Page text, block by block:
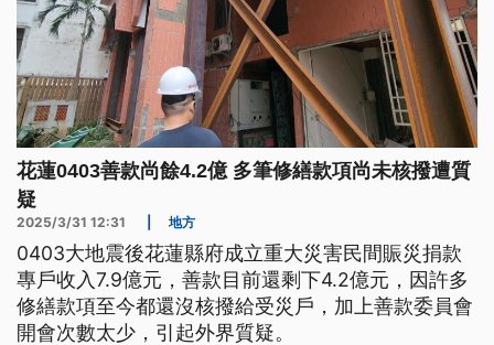
花蓮0403善款尚餘4.2億 多筆修繕款項尚未核撥遭質
疑
2025/3/31 12:31 地方
0403大地震後花蓮縣府成立重大災害民間賑災捐款
專戶收入7.9億元，善款目前還剩下4.2億元，因許多
修繕款項至今都還沒核撥給受災戶，加上善款委員會
開會次數太少，引起外界質疑。